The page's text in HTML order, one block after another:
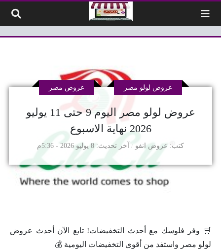
عروض لولو مصر اليوم 9 حتى 11 يوليو
2026 نهاية الاسبوع
كتب عروض انفو
عروض لولو مصر عروض مصر
آخر تحديث 8 يوليو 2026 - 5:36م
🛒 وفر فلوسك مع أحدث التخفيضات! تابع الآن أحدث عروض
لولو مصر واستفد من أقوى التخفيضات اليومية 💰